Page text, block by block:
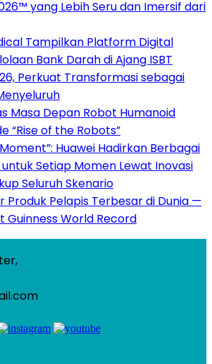
yang Lebih Seru dan Imersif dari
Tampilkan Platform Digital
Bank Darah di Ajang ISBT
Perkuat Transformasi sebagai
Masa Depan Robot Humanoid
“Rise of the Robots”
Huawei Hadirkan Berbagai
Setiap Momen Lewat Inovasi
Seluruh Skenario
Produk Pelapis Terbesar di Dunia —
Guinness World Record